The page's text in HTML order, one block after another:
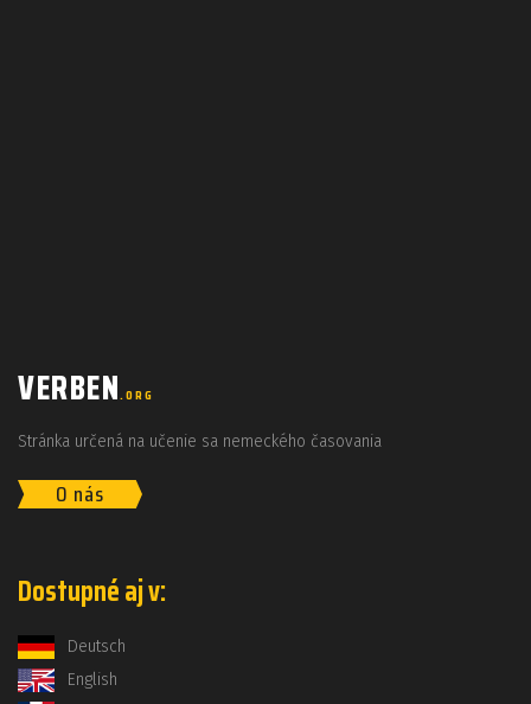
VERBEN.ORG
Stránka určená na učenie sa nemeckého časovania
O nás
Dostupné aj v:
Deutsch
English